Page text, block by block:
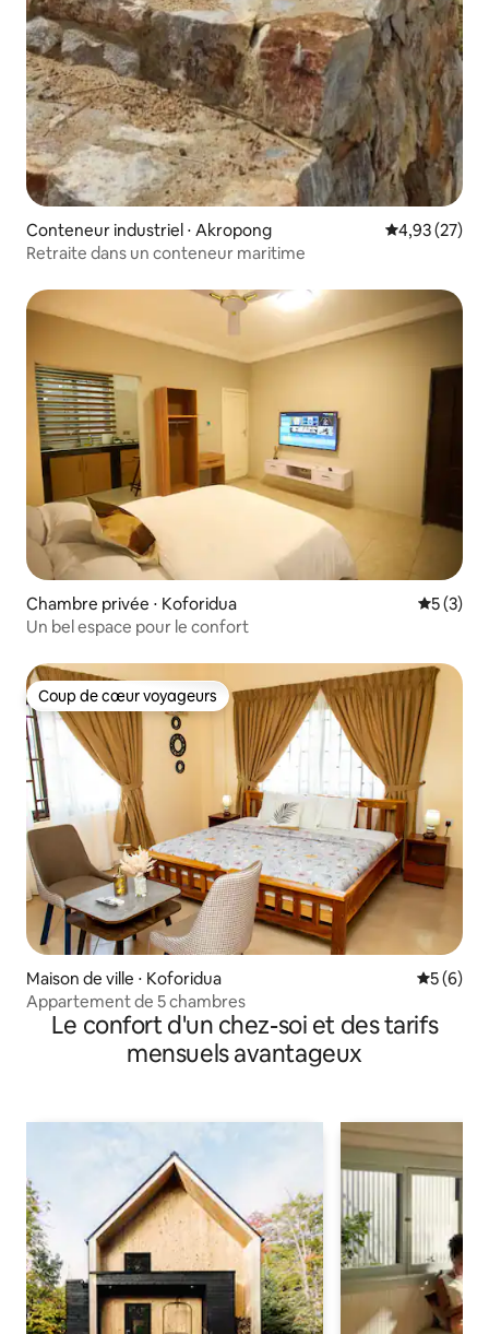
Conteneur industriel ⋅ Akropong Évaluation
4,93 (27)
Retraite dans un conteneur maritime
Chambre privée ⋅ Koforidua
5 (3)
Un bel espace pour le confort
Coup de cœur voyageurs
Coup de cœur voyageurs
Maison de ville ⋅ Koforidua
5 (6)
Appartement de 5 chambres
Le confort d'un chez-soi et des tarifs
mensuels avantageux